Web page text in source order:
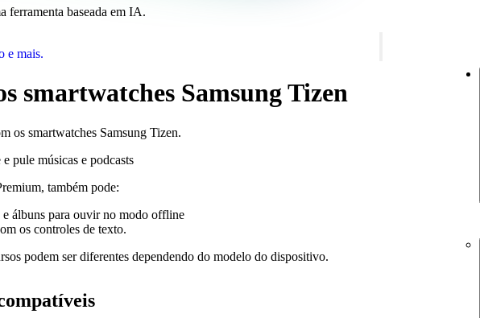
ferramenta baseada em IA.
e mais.
smartwatches Samsung Tizen
os smartwatches Samsung Tizen.
pule músicas e podcasts
também pode:
álbuns para ouvir no modo offline
os controles de texto.
podem ser diferentes dependendo do modelo do dispositivo.